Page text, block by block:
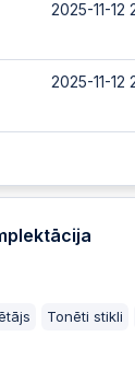
2025-11-12
2025-11-12
2025-11-12
Tonēti stikli